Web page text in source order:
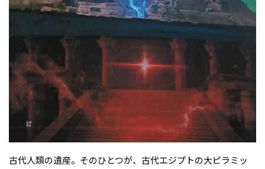
古代人類の遺産。そのひとつが、古代エジプトの大ピラミッ